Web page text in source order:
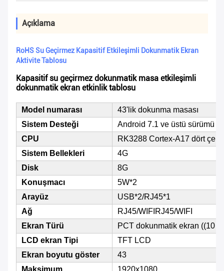
Açıklama
RoHS Su Geçirmez Kapasitif Etkileşimli Dokunmatik Ekran
Aktivite Tablosu
Kapasitif su geçirmez dokunmatik masa etkileşimli
dokunmatik ekran etkinlik tablosu
Model numarası
43'lik dokunma masası
Sistem Desteği
Android 7.1 ve üstü sürümü
CPU
RK3288 Cortex-A17 dört
Sistem Bellekleri
4G
Disk
8G
Konuşmacı
5W*2
Arayüz
USB*2/RJ45*1
Ağ
RJ45/WIFIRJ45/WIFI
Ekran Türü
PCT dokunmatik ekran ((10
LCD ekran Tipi
TFT LCD
Ekran boyutu göster
43